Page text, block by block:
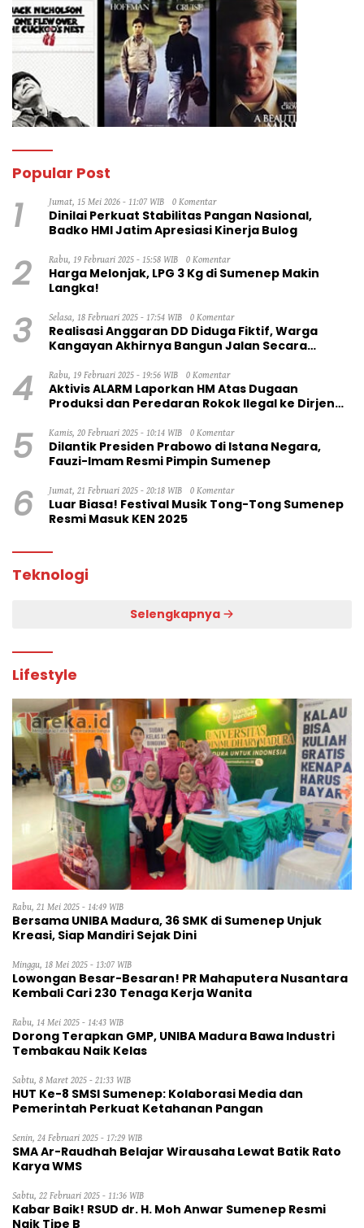
Popular Post
1 Jumat, 15 Mei 2026 - 11:07 WIB 0 Komentar
Dinilai Perkuat Stabilitas Pangan Nasional,
Badko HMI Jatim Apresiasi Kinerja Bulog
2 Rabu, 19 Februari 2025 - 15:58 WIB 0 Komentar
Harga Melonjak, LPG 3 Kg di Sumenep Makin
Langka!
3 Selasa, 18 Februari 2025 - 17:54 WIB 0 Komentar
Realisasi Anggaran DD Diduga Fiktif, Warga
Kangayan Akhirnya Bangun Jalan Secara
4 Rabu, 19 Februari 2025 - 19:56 WIB 0 Komentar
Aktivis ALARM Laporkan HM Atas Dugaan
Produksi dan Peredaran Rokok Ilegal ke Dirjen
5 Kamis, 20 Februari 2025 - 10:14 WIB 0 Komentar
Dilantik Presiden Prabowo di Istana Negara,
Fauzi-Imam Resmi Pimpin Sumenep
6 Jumat, 21 Februari 2025 - 20:18 WIB 0 Komentar
Luar Biasa! Festival Musik Tong-Tong Sumenep
Resmi Masuk KEN 2025
Teknologi
Selengkapnya
Lifestyle
Rabu, 21 Mei 2025 - 14:49 WIB
Bersama UNIBA Madura, 36 SMK di Sumenep Unjuk
Kreasi, Siap Mandiri Sejak Dini
Minggu, 18 Mei 2025 - 13:07 WIB
Lowongan Besar-Besaran! PR Mahaputera Nusantara
Kembali Cari 230 Tenaga Kerja Wanita
Rabu, 14 Mei 2025 - 14:43 WIB
Dorong Terapkan GMP, UNIBA Madura Bawa Industri
Tembakau Naik Kelas
Sabtu, 8 Maret 2025 - 21:33 WIB
HUT Ke-8 SMSI Sumenep: Kolaborasi Media dan
Pemerintah Perkuat Ketahanan Pangan
Senin, 24 Februari 2025 - 17:29 WIB
SMA Ar-Raudhah Belajar Wirausaha Lewat Batik Rato
Karya WMS
Sabtu, 22 Februari 2025 - 11:36 WIB
Kabar Baik! RSUD dr. H. Moh Anwar Sumenep Resmi
Naik Tipe B